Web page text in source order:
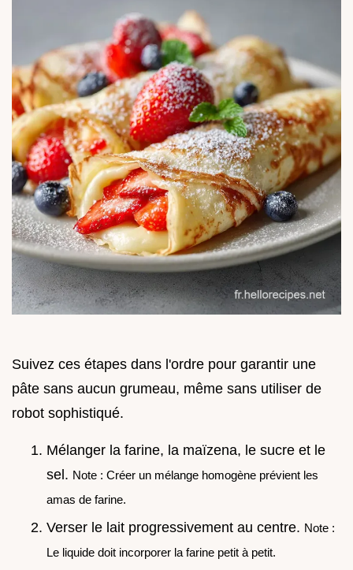
Suivez ces étapes dans l'ordre pour garantir une
pâte sans aucun grumeau, même sans utiliser de
robot sophistiqué.
Mélanger la farine, la maïzena, le sucre et le
sel. Note : Créer un mélange homogène prévient les
amas de farine.
Verser le lait progressivement au centre. Note :
Le liquide doit incorporer la farine petit à petit.